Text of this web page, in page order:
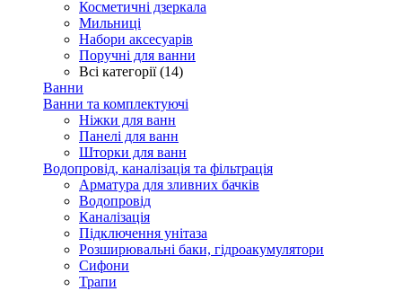
Косметичні дзеркала
Мильниці
Набори аксесуарів
Поручні для ванни
Всі категорії (14)
Ванни
Ванни та комплектуючі
Ніжки для ванн
Панелі для ванн
Шторки для ванн
Водопровід, каналізація та фільтрація
Арматура для зливних бачків
Водопровід
Каналізація
Підключення унітаза
Розширювальні баки, гідроакумулятори
Сифони
Трапи